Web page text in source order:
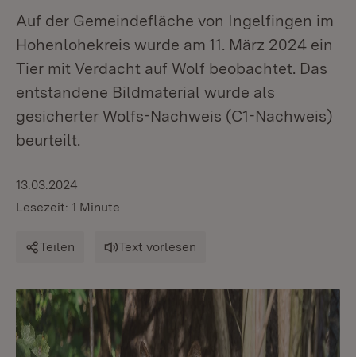
Auf der Gemeindefläche von Ingelfingen im
Hohenlohekreis wurde am 11. März 2024 ein
Tier mit Verdacht auf Wolf beobachtet. Das
entstandene Bildmaterial wurde als
gesicherter Wolfs-Nachweis (C1-Nachweis)
beurteilt.
13.03.2024
Lesezeit: 1 Minute
Teilen Text vorlesen